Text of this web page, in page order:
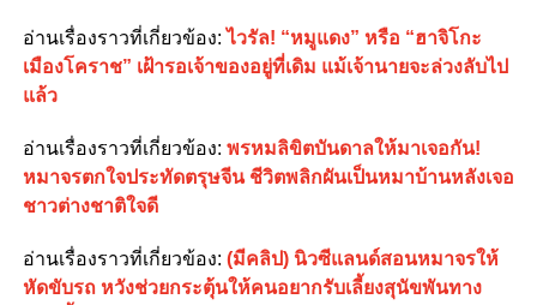
อ่านเรื่องราวที่เกี่ยวข้อง:ไวรัล! “หมูแดง” หรือ “ฮาจิโกะ
เมืองโคราช” เฝ้ารอเจ้าของอยู่ที่เดิม แม้เจ้านายจะล่วงลับไป
แล้ว
อ่านเรื่องราวที่เกี่ยวข้อง: พรหมลิขิตบันดาลให้มาเจอกัน!
หมาจรตกใจประทัดตรุษจีน ชีวิตพลิกผันเป็นหมาบ้านหลังเจอ
ชาวต่างชาติใจดี
อ่านเรื่องราวที่เกี่ยวข้อง: (มีคลิป) นิวซีแลนด์สอนหมาจรให้
หัดขับรถ หวังช่วยกระตุ้นให้คนอยากรับเลี้ยงสุนัขพันทาง